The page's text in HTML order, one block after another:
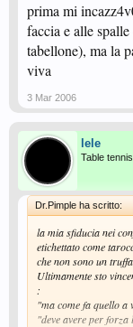
prima mi
faccia e alle
tabellone), ma la
viva
3 Mar 2006
lele
Table
Dr.Pimple ha scritto:
la mia sfiducia nei
etichettato come
che non sono un
Ultimamente sto
:
"ma come fa quello a
"deve avere per